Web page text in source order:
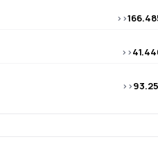
>>
>>
>>